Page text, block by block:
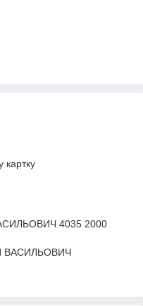
картку
4035 2000
ВАСИЛЬОВИЧ